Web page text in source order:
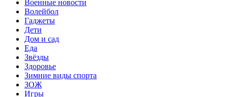
Военные новости
Волейбол
Гаджеты
Дети
Дом и сад
Еда
Звёзды
Здоровье
Зимние виды спорта
ЗОЖ
Игры